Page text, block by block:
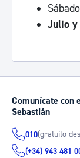
Julio y
Comunícate con
Sebastián
010(gratuito
(+34) 943 481